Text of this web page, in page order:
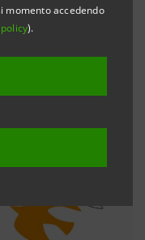
momento accedendo
).